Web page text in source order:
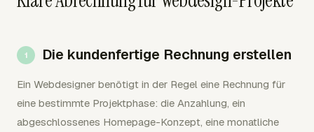
Die kundenfertige Rechnung erstellen
Ein Webdesigner benötigt in der Regel eine Rechnung für
eine bestimmte Projektphase: die Anzahlung, ein
abgeschlossenes Homepage-Konzept, eine monatliche